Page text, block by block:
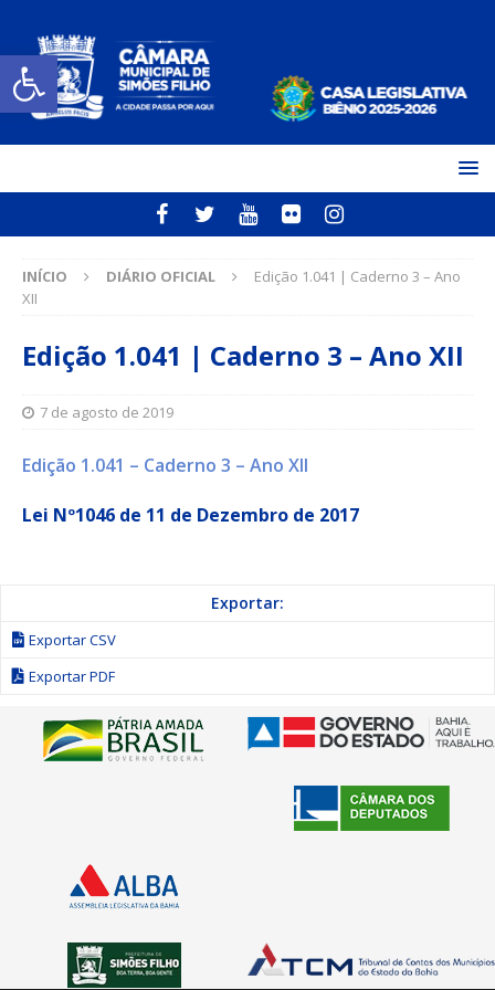
Open toolbar
INÍCIO DIÁRIO OFICIAL
Edição 1.041 | Caderno 3 – Ano
XII
Edição 1.041 | Caderno 3 – Ano XII
7 de agosto de 2019
Edição 1.041 – Caderno 3 – Ano XII
Lei Nº1046 de 11 de Dezembro de 2017
Exportar:
Exportar CSV
Exportar PDF